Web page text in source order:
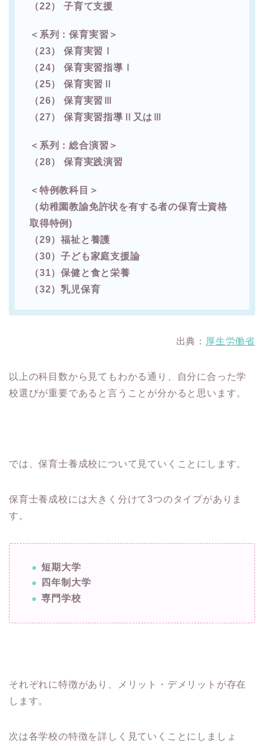
（22） 子育て支援
＜系列：保育実習＞
（23） 保育実習Ⅰ
（24） 保育実習指導Ⅰ
（25） 保育実習Ⅱ
（26） 保育実習Ⅲ
（27） 保育実習指導Ⅱ又はⅢ
＜系列：総合演習＞
（28） 保育実践演習
＜特例教科目＞
（幼稚園教諭免許状を有する者の保育士資格
取得特例)
（29）福祉と養護
（30）子ども家庭支援論
（31）保健と食と栄養
（32）乳児保育
出典： 厚生労働省
以上の科目数から見てもわかる通り、自分に合った学
校選びが重要であると言うことが分かると思います。
では、保育士養成校について見ていくことにします。
保育士養成校には大きく分けて3つのタイプがありま
す。
短期大学
四年制大学
専門学校
それぞれに特徴があり、メリット・デメリットが存在
します。
次は各学校の特徴を詳しく見ていくことにしましょ